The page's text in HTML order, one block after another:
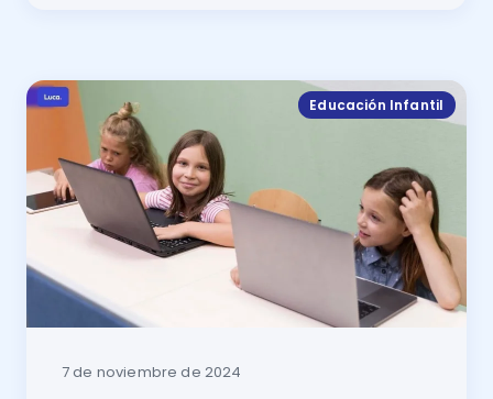
Educación Infantil
7 de noviembre de 2024